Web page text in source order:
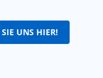
UNS HIER!